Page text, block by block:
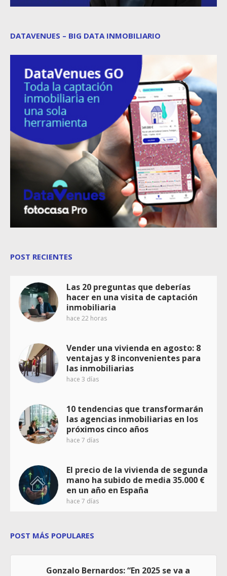
DATAVENUES – BIG DATA INMOBILIARIO
POST RECIENTES
Las 20 preguntas que deberías
hacer en una visita de captación
inmobiliaria
hace 22 horas
Vender una vivienda en agosto: 8
ventajas y 8 inconvenientes para
las inmobiliarias
hace 3 días
10 tendencias que transformarán
las agencias inmobiliarias en los
próximos cinco años
hace 7 días
El precio de la vivienda de segunda
mano ha subido de media 35.000 €
en un año en España
hace 7 días
POST MÁS POPULARES
Gonzalo Bernardos: “En 2025 se va a